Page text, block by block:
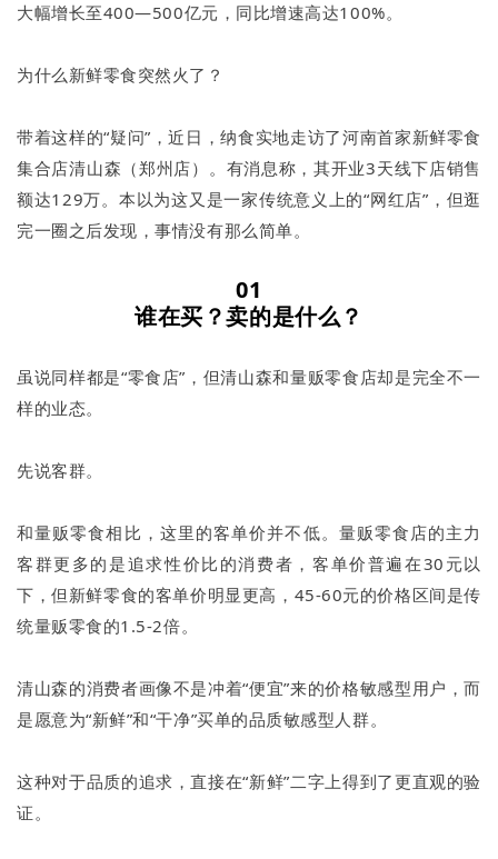
大幅增长至400—500亿元，同比增速高达100%。
为什么新鲜零食突然火了？
带着这样的“疑问”，近日，纳食实地走访了河南首家新鲜零食
集合店清山森（郑州店）。有消息称，其开业3天线下店销售
额达129万。本以为这又是一家传统意义上的“网红店”，但逛
完一圈之后发现，事情没有那么简单。
01
谁在买？卖的是什么？
虽说同样都是“零食店”，但清山森和量贩零食店却是完全不一
样的业态。
先说客群。
和量贩零食相比，这里的客单价并不低。量贩零食店的主力
客群更多的是追求性价比的消费者，客单价普遍在30元以
下，但新鲜零食的客单价明显更高，45-60元的价格区间是传
统量贩零食的1.5-2倍。
清山森的消费者画像不是冲着“便宜”来的价格敏感型用户，而
是愿意为“新鲜”和“干净”买单的品质敏感型人群。
这种对于品质的追求，直接在“新鲜”二字上得到了更直观的验
证。